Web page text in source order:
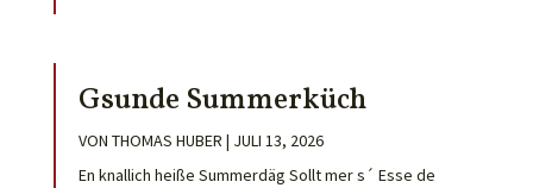
Gsunde Summerküch
VON THOMAS HUBER | JULI 13, 2026
En knallich heiße Summerdäg Sollt mer s´ Esse de